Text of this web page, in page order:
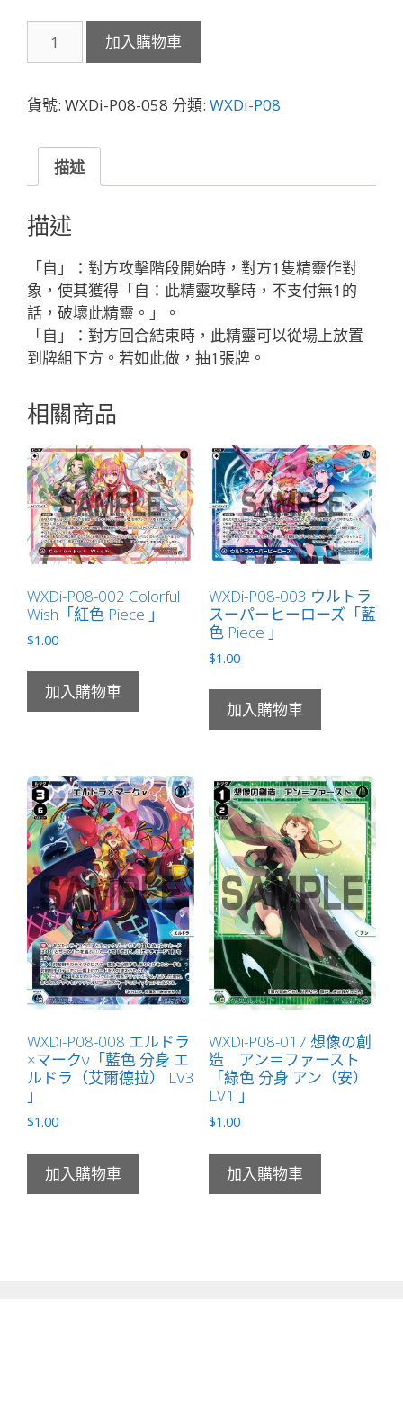
P08-
紅
タ
ィ
ル//
メ
モ
リ
ア
「紅
色
精
奏
惡
魔
LV2
無
LB」
數
量
加入購物車
貨號: WXDi-P08-058 分類: WXDi-P08
描述
描述
「自」：對方攻擊階段開始時，對方1隻精靈作對
象，使其獲得「自：此精靈攻擊時，不支付無1的
話，破壞此精靈。」。
「自」：對方回合結束時，此精靈可以從場上放置
到牌組下方。若如此做，抽1張牌。
相關商品
WXDi-P08-002 Colorful
Wish「紅色 Piece 」
$1.00
加入購物車
WXDi-P08-003 ウルトラ
スーパーヒーローズ「藍
色 Piece 」
$1.00
加入購物車
WXDi-P08-008 エルドラ
×マークν「藍色 分身 エ
ルドラ（艾爾德拉） LV3
」
$1.00
加入購物車
WXDi-P08-017 想像の創
造 アン＝ファースト
「綠色 分身 アン（安）
LV1 」
$1.00
加入購物車